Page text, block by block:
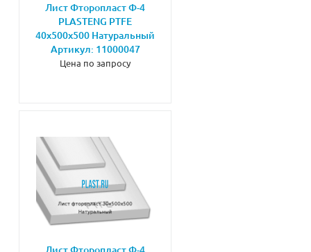
Лист Фторопласт Ф-4
PLASTENG PTFE
40х500х500 Натуральный
Артикул: 11000047
Цена по запросу